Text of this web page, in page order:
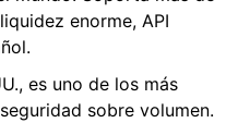
enorme, API
es uno de los más
sobre volumen.